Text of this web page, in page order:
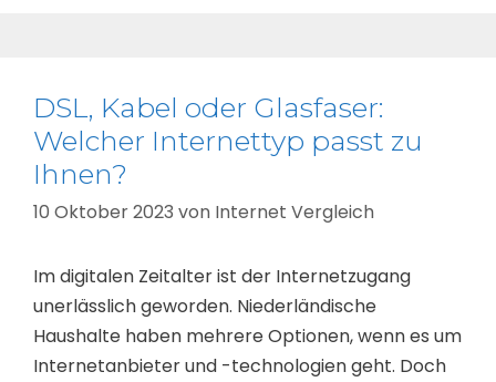
DSL, Kabel oder Glasfaser:
Welcher Internettyp passt zu
Ihnen?
10 Oktober 2023 von Internet Vergleich
Im digitalen Zeitalter ist der Internetzugang
unerlässlich geworden. Niederländische
Haushalte haben mehrere Optionen, wenn es um
Internetanbieter und -technologien geht. Doch